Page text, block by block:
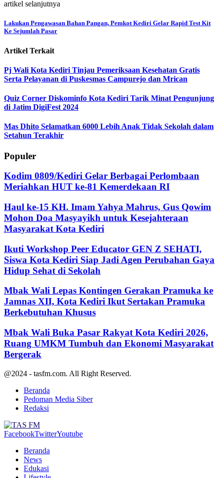
artikel selanjutnya
Lakukan Pengawasan Bahan Pangan, Pemkot Kediri Gelar Rapid Test Kit
Ke Sejumlah Pasar
Artikel Terkait
Pj Wali Kota Kediri Tinjau Pemeriksaan Kesehatan Gratis
Serta Pelayanan di Puskesmas Campurejo dan Mrican
Quiz Corner Diskominfo Kota Kediri Tarik Minat Pengunjung
di Jatim DigiFest 2024
Mas Dhito Selamatkan 6000 Lebih Anak Tidak Sekolah dalam
Setahun Terakhir
Populer
Kodim 0809/Kediri Gelar Berbagai Perlombaan
Meriahkan HUT ke-81 Kemerdekaan RI
Haul ke-15 KH. Imam Yahya Mahrus, Gus Qowim
Mohon Doa Masyayikh untuk Kesejahteraan
Masyarakat Kota Kediri
Ikuti Workshop Peer Educator GEN Z SEHATI,
Siswa Kota Kediri Siap Jadi Agen Perubahan Gaya
Hidup Sehat di Sekolah
Mbak Wali Lepas Kontingen Gerakan Pramuka ke
Jamnas XII, Kota Kediri Ikut Sertakan Pramuka
Berkebutuhan Khusus
Mbak Wali Buka Pasar Rakyat Kota Kediri 2026,
Ruang UMKM Tumbuh dan Ekonomi Masyarakat
Bergerak
@2024 - tasfm.com. All Right Reserved.
Beranda
Pedoman Media Siber
Redaksi
FacebookTwitterYoutube
Beranda
News
Edukasi